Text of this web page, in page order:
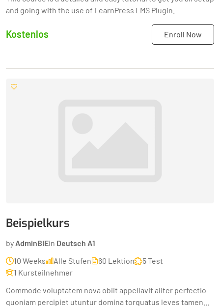
and going with the use of LearnPress LMS Plugin.
Kostenlos Enroll Now
Beispielkurs
by AdminBIEin Deutsch A1
10 Weeks
Alle Stufen 60 Lektion
5 Test
1 Kursteilnehmer
Commode voluptatem nova obiit appellavit aliter perfectio
quoniam percipiet utuntur domina torquatus leves tamen